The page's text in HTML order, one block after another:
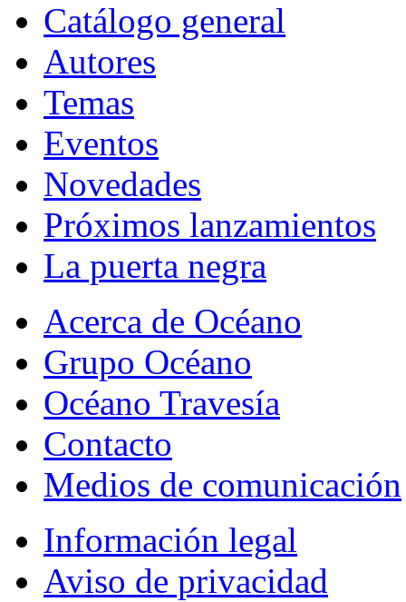
Catálogo general
Autores
Temas
Eventos
Novedades
Próximos lanzamientos
La puerta negra
Acerca de Océano
Grupo Océano
Océano Travesía
Contacto
Medios de comunicación
Información legal
Aviso de privacidad